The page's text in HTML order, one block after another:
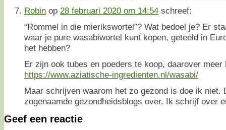
Robin op 28 februari 2020 om 14:54 schreef:
“Rommel in die mierikswortel”? Wat bedoel je? Er
waar je pure wasabiwortel kunt kopen, geteeld in
het hebben?
Er zijn ook tubes en poeders te koop, daarover meer
https://www.aziatische-ingredienten.nl/wasabi/
Maar schrijven waarom het zo gezond is doe ik niet.
zogenaamde gezondheidsblogs over. Ik schrijf over
Geef een reactie